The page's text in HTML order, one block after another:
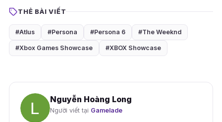
THẺ BÀI VIẾT
#Atlus #Persona #Persona 6 #The Weeknd
#Xbox Games Showcase #XBOX Showcase
Nguyễn Hoàng Long
Người viết tại Gamelade